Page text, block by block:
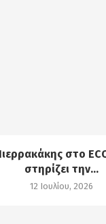
στο
στηρίζει την...
12 Ιουλίου, 2026